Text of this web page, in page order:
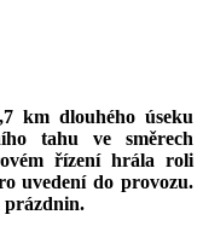
km dlouhého úseku
tahu ve směrech
řízení hrála roli
uvedení do provozu.
prázdnin.